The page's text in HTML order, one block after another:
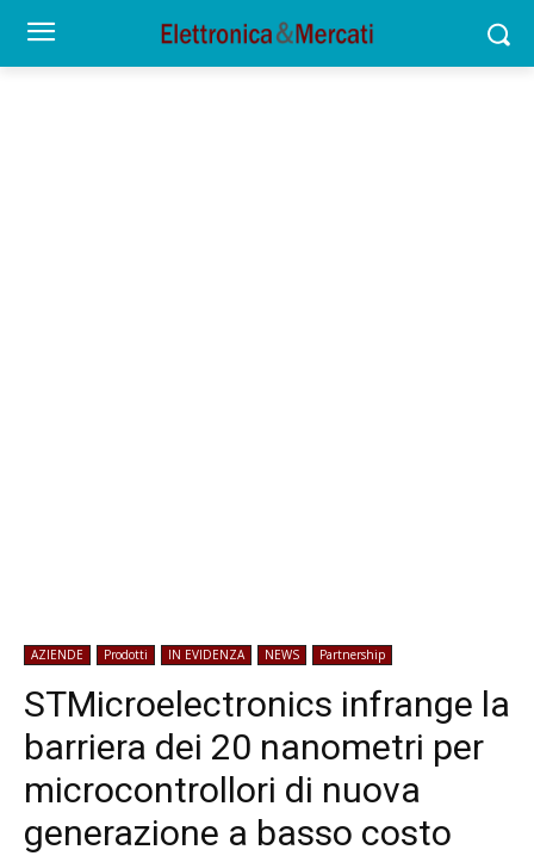
AZIENDE Prodotti IN EVIDENZA NEWS Partnership
STMicroelectronics infrange la
barriera dei 20 nanometri per
microcontrollori di nuova
generazione a basso costo